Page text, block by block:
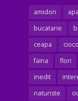
amidon apa
bucatarie
ceapa
faina
flori
inedit
naturiste